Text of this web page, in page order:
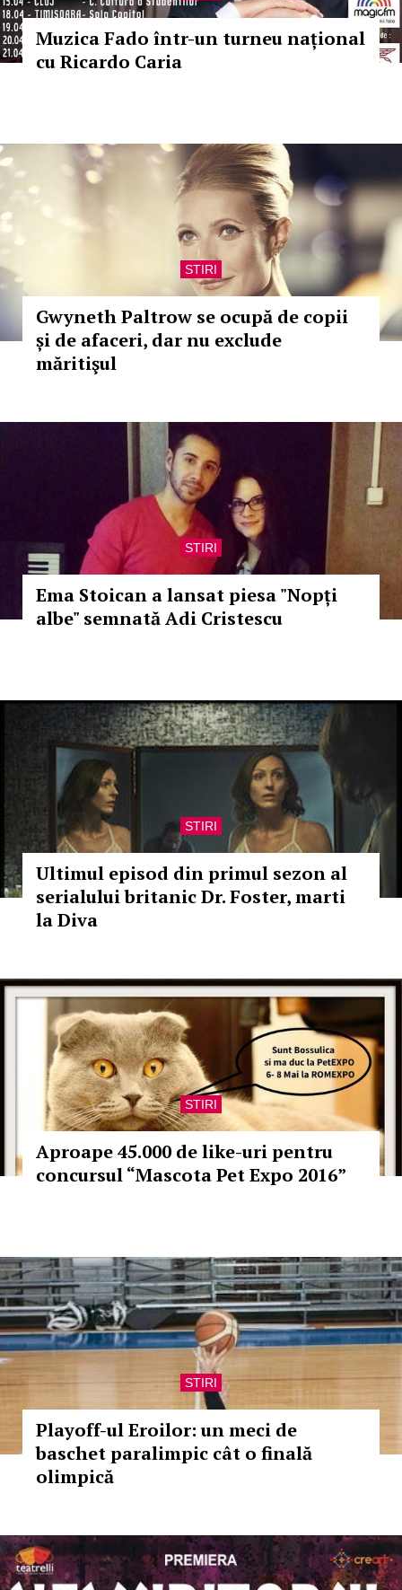
Muzica Fado într-un turneu național
cu Ricardo Caria
STIRI
Gwyneth Paltrow se ocupă de copii
și de afaceri, dar nu exclude
măritişul
STIRI
Ema Stoican a lansat piesa "Nopți
albe" semnată Adi Cristescu
STIRI
Ultimul episod din primul sezon al
serialului britanic Dr. Foster, marti
la Diva
STIRI
Aproape 45.000 de like-uri pentru
concursul “Mascota Pet Expo 2016”
STIRI
Playoff-ul Eroilor: un meci de
baschet paralimpic cât o finală
olimpică